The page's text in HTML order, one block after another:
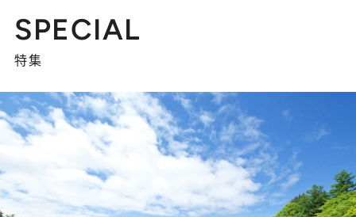
SPECIAL
特集